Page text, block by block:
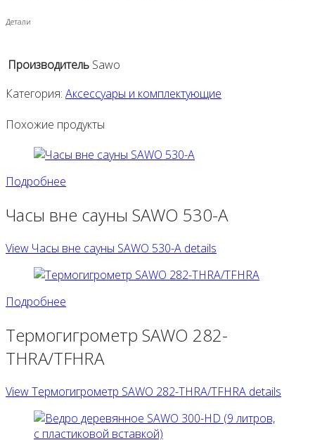
Детали
Производитель Sawo
Категория: Аксессуары и комплектующие
Похожие продукты
Подробнее
Часы вне сауны SAWO 530-A
View Часы вне сауны SAWO 530-A details
Подробнее
Термогигрометр SAWO 282-
THRA/TFHRA
View Термогигрометр SAWO 282-THRA/TFHRA details